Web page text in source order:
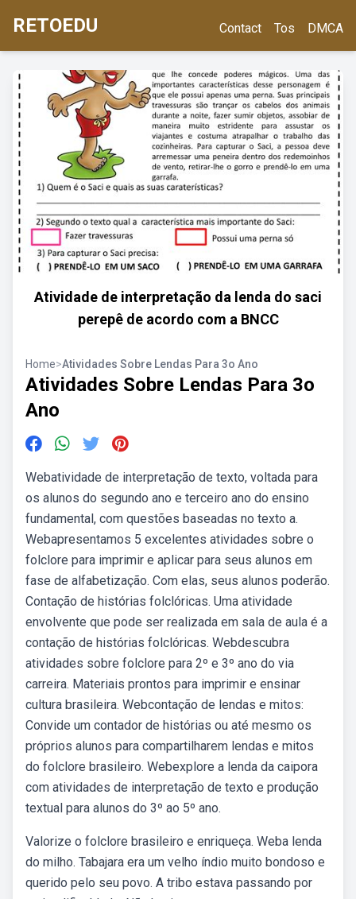
RETOEDU Contact Tos DMCA
Atividade de interpretação da lenda do saci
perepê de acordo com a BNCC
Home>Atividades Sobre Lendas Para 3o Ano
Atividades Sobre Lendas Para 3o
Ano
Webatividade de interpretação de texto, voltada para
os alunos do segundo ano e terceiro ano do ensino
fundamental, com questões baseadas no texto a.
Webapresentamos 5 excelentes atividades sobre o
folclore para imprimir e aplicar para seus alunos em
fase de alfabetização. Com elas, seus alunos poderão.
Contação de histórias folclóricas. Uma atividade
envolvente que pode ser realizada em sala de aula é a
contação de histórias folclóricas. Webdescubra
atividades sobre folclore para 2º e 3º ano do via
carreira. Materiais prontos para imprimir e ensinar
cultura brasileira. Webcontação de lendas e mitos:
Convide um contador de histórias ou até mesmo os
próprios alunos para compartilharem lendas e mitos
do folclore brasileiro. Webexplore a lenda da caipora
com atividades de interpretação de texto e produção
textual para alunos do 3º ao 5º ano.
Valorize o folclore brasileiro e enriqueça. Weba lenda
do milho. Tabajara era um velho índio muito bondoso e
querido pelo seu povo. A tribo estava passando por